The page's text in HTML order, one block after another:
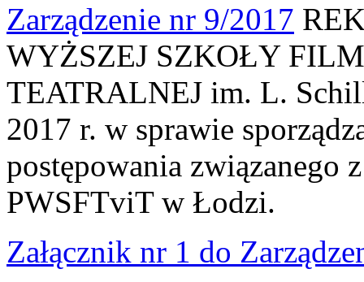
Zarządzenie nr 9/2017
WYŻSZEJ SZKOŁY
TEATRALNEJ im. L.
2017 r. w sprawie
postępowania związanego
PWSFTviT w Łodzi.
Załącznik nr 1 do